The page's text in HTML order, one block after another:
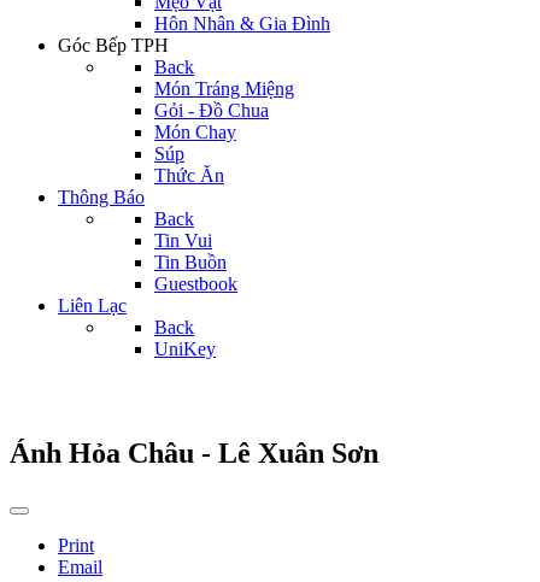
Hôn Nhân & Gia Đình
Góc Bếp TPH
Back
Món Tráng Miệng
Gỏi - Đồ Chua
Món Chay
Súp
Thức Ăn
Thông Báo
Back
Tin Vui
Tin Buồn
Guestbook
Liên Lạc
Back
UniKey
Ánh Hỏa Châu - Lê Xuân Sơn
Print
Email